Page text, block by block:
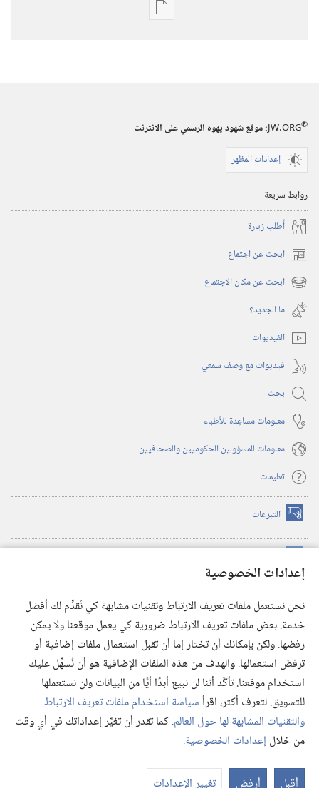
إعدادات الخصوصية
نحن نستعمل ملفات تعريف الارتباط وتقنيات مشابهة كي نُقدِّم لك أفضل
خدمة. بعض ملفات تعريف الارتباط ضرورية كي يعمل موقعنا ولا يمكن
رفضها. ولكن بإمكانك أن تختار إما أن تقبل استعمال ملفات إضافية أو
ترفض استعمالها. والهدف من هذه الملفات الإضافية هو أن نُسهِّل عليك
استخدام موقعنا. تأكَّد أننا لن نبيع أبدًا أيًّا من البيانات ولن نستعملها
للتسويق. لتعرف أكثر، اقرأسياسة استخدام ملفات تعريف الارتباط
والتقنيات المشابهة لها حول العالم. كما تقدر أن تغيِّر إعداداتك في أي وقت
من خلال إعدادات الخصوصية.
أقبل أرفض تغيير الإعدادات
خيارات
الدراسية)‏
‎٢٠٠٠
JW.ORG®
:‏ موقع شهود يهوه الرسمي على الانترنت
إعدادات المظهر
روابط سريعة
أُطلب زيارة
ابحث عن اجتماع (يفتح
نافذة ابحث عن مكان الاجتماع (يفتح
نافذة
جديدة)
ما الجديد؟‏
الفيديوات
فيديوات مع وصف سمعي
بحث
معلومات مساعِدة للأطباء
معلومات للمسؤولين الحكوميين والصحافيين
تعليمات
التبرعات (يفتح
نافذة
(يفتح
نافذة
(يفتح
نافذة
جديدة) تطبيق ®
JW Library
مكتبة برج المراقبة
© 2026 .Watch Tower Bible and Tract Society of Pennsylvania
شروط الاستخدام |